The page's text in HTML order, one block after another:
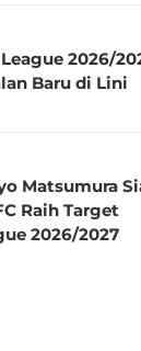
2026/
Baru di Lini
Matsumura
Raih Target
2026/2027